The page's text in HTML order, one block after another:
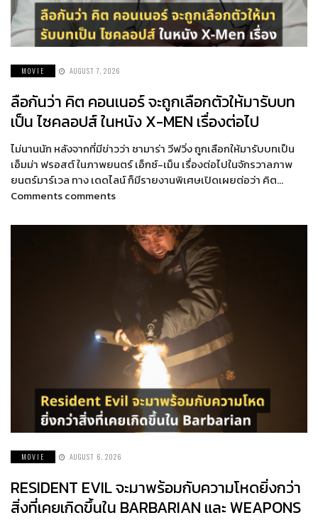
MOVIE AUGUST 7, 2026
ลือกันว่า คิต คอนเนอร์ จะถูกเลือกตัวให้มารับบท
เป็น ไซคลอปส์ ในหนัง X-MEN เรื่องต่อไป
ไม่นานนัก หลังจากที่มีข่าวว่า ซามาร่า วีฟวิ่ง ถูกเลือกให้มารับบทเป็น
เอ็มม่า ฟรอสต์ ในภาพยนตร์ เอ็กซ์-เม็น เรื่องต่อไปในจักรวาลภาพ
ยนตร์มาร์เวล ทาง เดดไลน์ ก็มีรายงานพิเศษเปิดเผยต่อว่า คิต…
Comments comments
MOVIE AUGUST 6, 2026
RESIDENT EVIL จะมาพร้อมกับความโหดยิ่งกว่า
สิ่งที่เคยเกิดขึ้นใน BARBARIAN และ WEAPONS